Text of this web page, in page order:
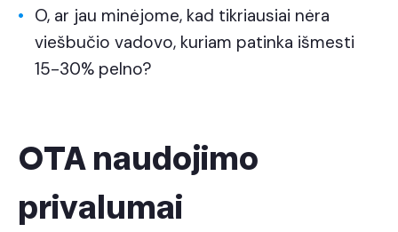
O, ar jau minėjome, kad tikriausiai nėra
viešbučio vadovo, kuriam patinka išmesti
15-30% pelno?
OTA naudojimo
privalumai